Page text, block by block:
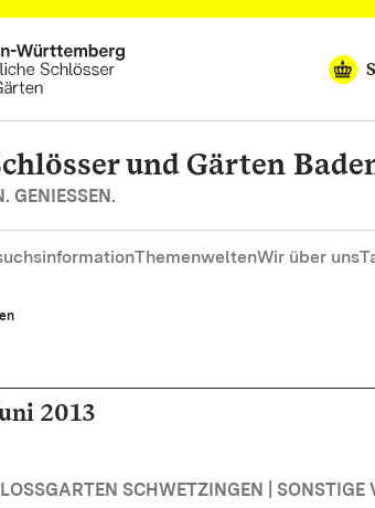
und Gärten
GENIESSEN.
ThemenweltenWir über uns
2013
SCHWETZINGEN | SONSTIGE